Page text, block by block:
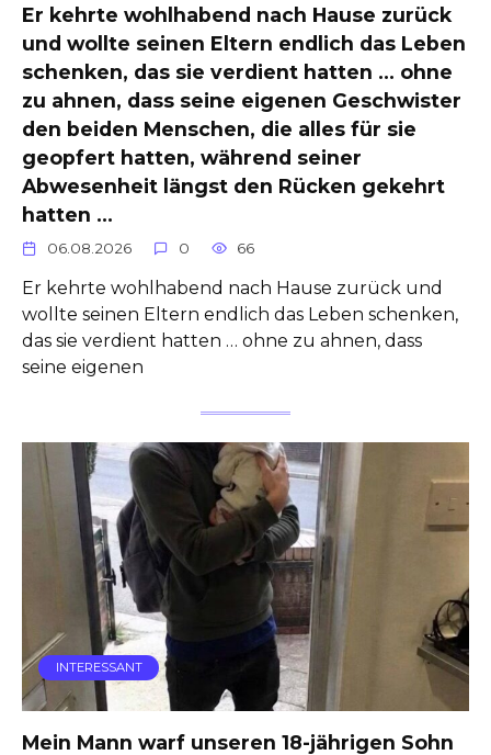
Er kehrte wohlhabend nach Hause zurück
und wollte seinen Eltern endlich das Leben
schenken, das sie verdient hatten … ohne
zu ahnen, dass seine eigenen Geschwister
den beiden Menschen, die alles für sie
geopfert hatten, während seiner
Abwesenheit längst den Rücken gekehrt
hatten …
06.08.2026 0 66
Er kehrte wohlhabend nach Hause zurück und
wollte seinen Eltern endlich das Leben schenken,
das sie verdient hatten … ohne zu ahnen, dass
seine eigenen
INTERESSANT
Mein Mann warf unseren 18-jährigen Sohn